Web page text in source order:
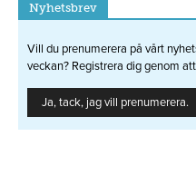
Nyhetsbrev
Vill du prenumerera på vårt
veckan? Registrera dig genom
Ja, tack, jag vill prenumerera.